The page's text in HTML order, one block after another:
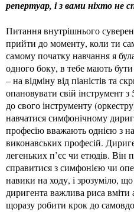
репертуар, і з вами ніхто не
Питання внутрішнього
прийти до моменту, коли ти
самому початку навчання я
одного боку, в тебе мають
– на відміну від піаністів та
опановувати свій інструмент
до свого інструменту
навчатися симфонічному
професію вважають однією з
виконавських професій.
легеньких п’єс чи етюдів. Він
справитися з симфонією чи
навики на ходу, і зрозуміло,
диригента важлива риса вміти
щоразу робити крок до